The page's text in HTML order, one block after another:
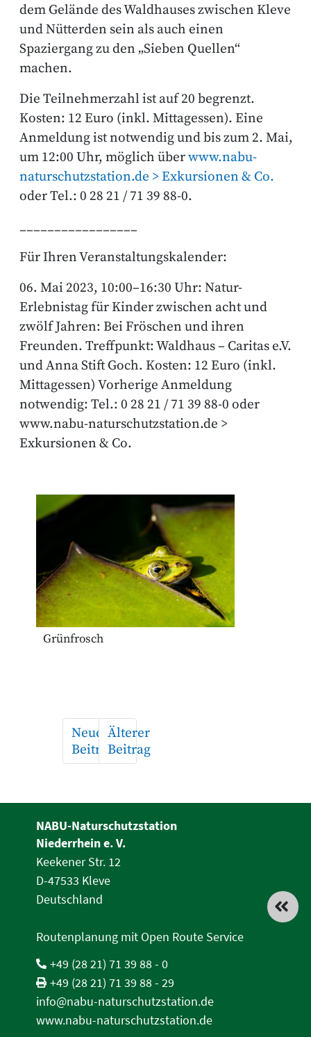
dem Gelände des Waldhauses zwischen Kleve
und Nütterden sein als auch einen
Spaziergang zu den „Sieben Quellen“
machen.
Die Teilnehmerzahl ist auf 20 begrenzt.
Kosten: 12 Euro (inkl. Mittagessen). Eine
Anmeldung ist notwendig und bis zum 2. Mai,
um 12:00 Uhr, möglich überwww.nabu-
naturschutzstation.de > Exkursionen & Co.
oder Tel.: 0 28 21 / 71 39 88-0.
_________________
Für Ihren Veranstaltungskalender:
06. Mai 2023, 10:00–16:30 Uhr: Natur-
Erlebnistag für Kinder zwischen acht und
zwölf Jahren: Bei Fröschen und ihren
Freunden. Treffpunkt: Waldhaus – Caritas e.V.
und Anna Stift Goch. Kosten: 12 Euro (inkl.
Mittagessen) Vorherige Anmeldung
notwendig: Tel.: 0 28 21 / 71 39 88-0 oder
www.nabu-naturschutzstation.de >
Exkursionen & Co.
Grünfrosch
Neuerer
Beitrag
Älterer
Beitrag
NABU-Naturschutzstation
Niederrhein e. V.
Keekener Str. 12
D-47533 Kleve
Deutschland
Routenplanung mit Open Route Service
+49 (28 21) 71 39 88 - 0
+49 (28 21) 71 39 88 - 29
info@nabu-naturschutzstation.de
www.nabu-naturschutzstation.de